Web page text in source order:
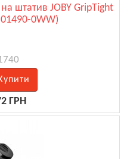
штатив JOBY GripTight
0WW)
ГРН